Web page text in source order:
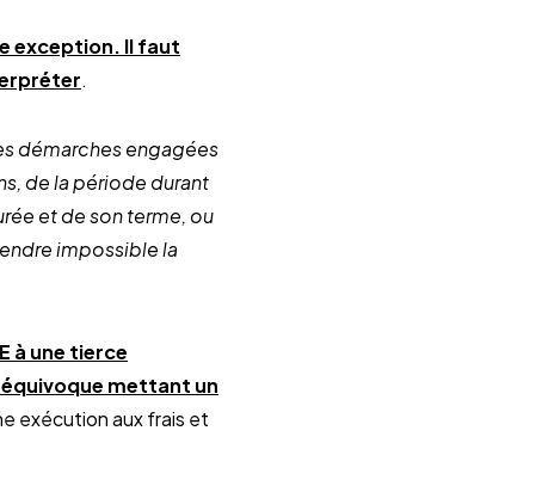
exception. Il faut
.
démarches engagées
de la période durant
et de son terme, ou
impossible la
à une tierce
mettant un
exécution aux frais et